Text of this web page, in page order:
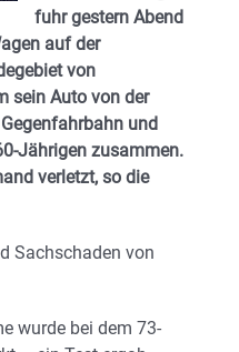
fuhr gestern Abend
auf der
von
sein Auto von der
und
Jährigen zusammen.
verletzt, so die
Sachschaden von
wurde bei dem 73-